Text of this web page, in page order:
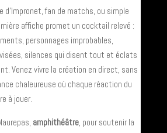
d’Impronet, fan de matchs, ou simple
affiche promet un cocktail relevé :
personnages improbables,
silences qui disent tout et éclats
Venez vivre la création en direct, sans
chaleureuse où chaque réaction du
à jouer.
amphithéâtre, pour soutenir la